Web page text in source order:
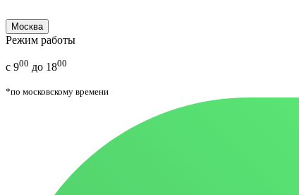
Москва
Режим работы
с 900 до 1800
*по московскому времени